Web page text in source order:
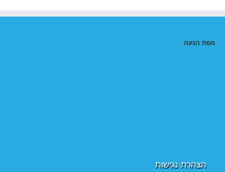
מפת הגעה
הצהרת נגישות